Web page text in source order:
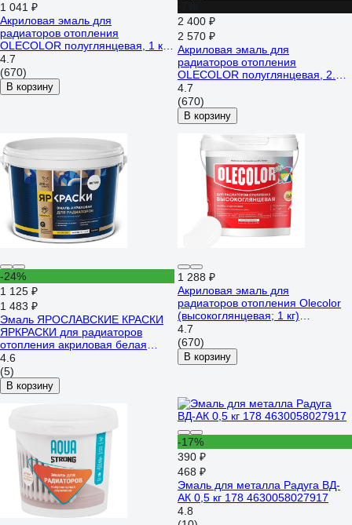
1 041 ₽
Акриловая эмаль для
радиаторов отопления
OLECOLOR полуглянцевая, 1 кг
4300007667
4.7
(670)
В корзину
2 400 ₽
2 570 ₽
Акриловая эмаль для
радиаторов отопления
OLECOLOR полуглянцевая, 2.5
кг 4300007668
4.7
(670)
В корзину
-24%
1 125 ₽
1 483 ₽
Эмаль ЯРОСЛАВСКИЕ КРАСКИ
ЯРКРАСКИ для радиаторов
отопления акриловая белая
матовая, ведро О06803
4.6
(5)
В корзину
1 288 ₽
Акриловая эмаль для
радиаторов отопления Olecolor
(высокоглянцевая; 1 кг)
4300011043
4.7
(670)
В корзину
-17%
390 ₽
468 ₽
Эмаль для металла Радуга ВД-
АК 0,5 кг 178 4630058027917
4.8